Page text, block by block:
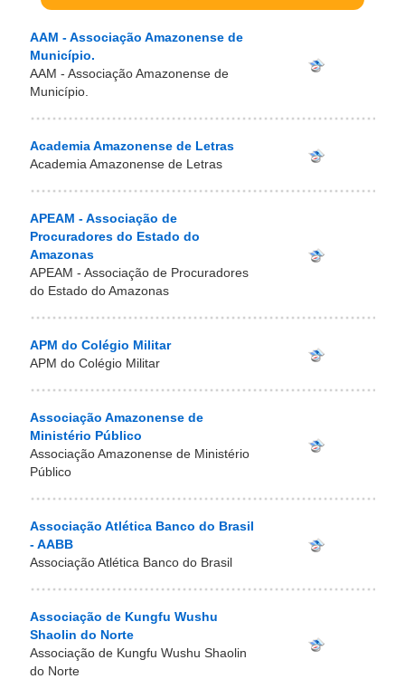
AAM - Associação Amazonense de
Município.
AAM - Associação Amazonense de
Município.
Academia Amazonense de Letras
Academia Amazonense de Letras
APEAM - Associação de
Procuradores do Estado do
Amazonas
APEAM - Associação de Procuradores
do Estado do Amazonas
APM do Colégio Militar
APM do Colégio Militar
Associação Amazonense de
Ministério Público
Associação Amazonense de Ministério
Público
Associação Atlética Banco do Brasil
- AABB
Associação Atlética Banco do Brasil
Associação de Kungfu Wushu
Shaolin do Norte
Associação de Kungfu Wushu Shaolin
do Norte